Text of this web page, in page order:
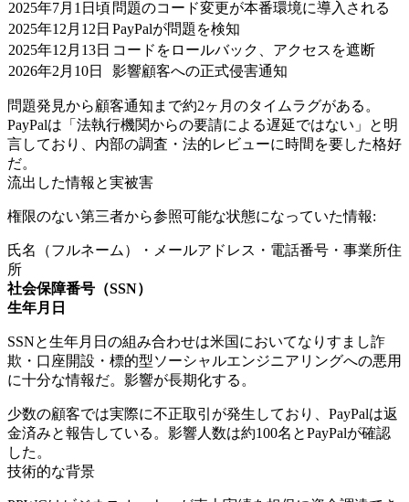
2025年7月1日頃 問題のコード変更が本番環境に導入される
2025年12月12日 PayPalが問題を検知
2025年12月13日 コードをロールバック、アクセスを遮断
2026年2月10日
影響顧客への正式侵害通知
問題発見から顧客通知まで約2ヶ月のタイムラグがある。
PayPalは「法執行機関からの要請による遅延ではない」と明
言しており、内部の調査・法的レビューに時間を要した格好
だ。
流出した情報と実被害
権限のない第三者から参照可能な状態になっていた情報:
氏名（フルネーム）・メールアドレス・電話番号・事業所住
所
社会保障番号（SSN）
生年月日
SSNと生年月日の組み合わせは米国においてなりすまし詐
欺・口座開設・標的型ソーシャルエンジニアリングへの悪用
に十分な情報だ。影響が長期化する。
少数の顧客では実際に不正取引が発生しており、PayPalは返
金済みと報告している。影響人数は約100名とPayPalが確認
した。
技術的な背景